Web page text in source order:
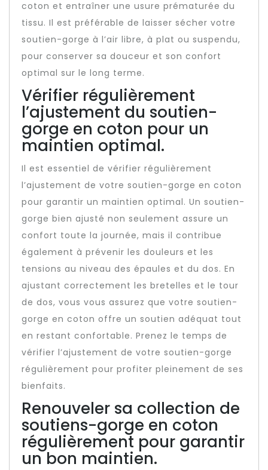
coton et entraîner une usure prématurée du
tissu. Il est préférable de laisser sécher votre
soutien-gorge à l’air libre, à plat ou suspendu,
pour conserver sa douceur et son confort
optimal sur le long terme.
Vérifier régulièrement
l’ajustement du soutien-
gorge en coton pour un
maintien optimal.
Il est essentiel de vérifier régulièrement
l’ajustement de votre soutien-gorge en coton
pour garantir un maintien optimal. Un soutien-
gorge bien ajusté non seulement assure un
confort toute la journée, mais il contribue
également à prévenir les douleurs et les
tensions au niveau des épaules et du dos. En
ajustant correctement les bretelles et le tour
de dos, vous vous assurez que votre soutien-
gorge en coton offre un soutien adéquat tout
en restant confortable. Prenez le temps de
vérifier l’ajustement de votre soutien-gorge
régulièrement pour profiter pleinement de ses
bienfaits.
Renouveler sa collection de
soutiens-gorge en coton
régulièrement pour garantir
un bon maintien.